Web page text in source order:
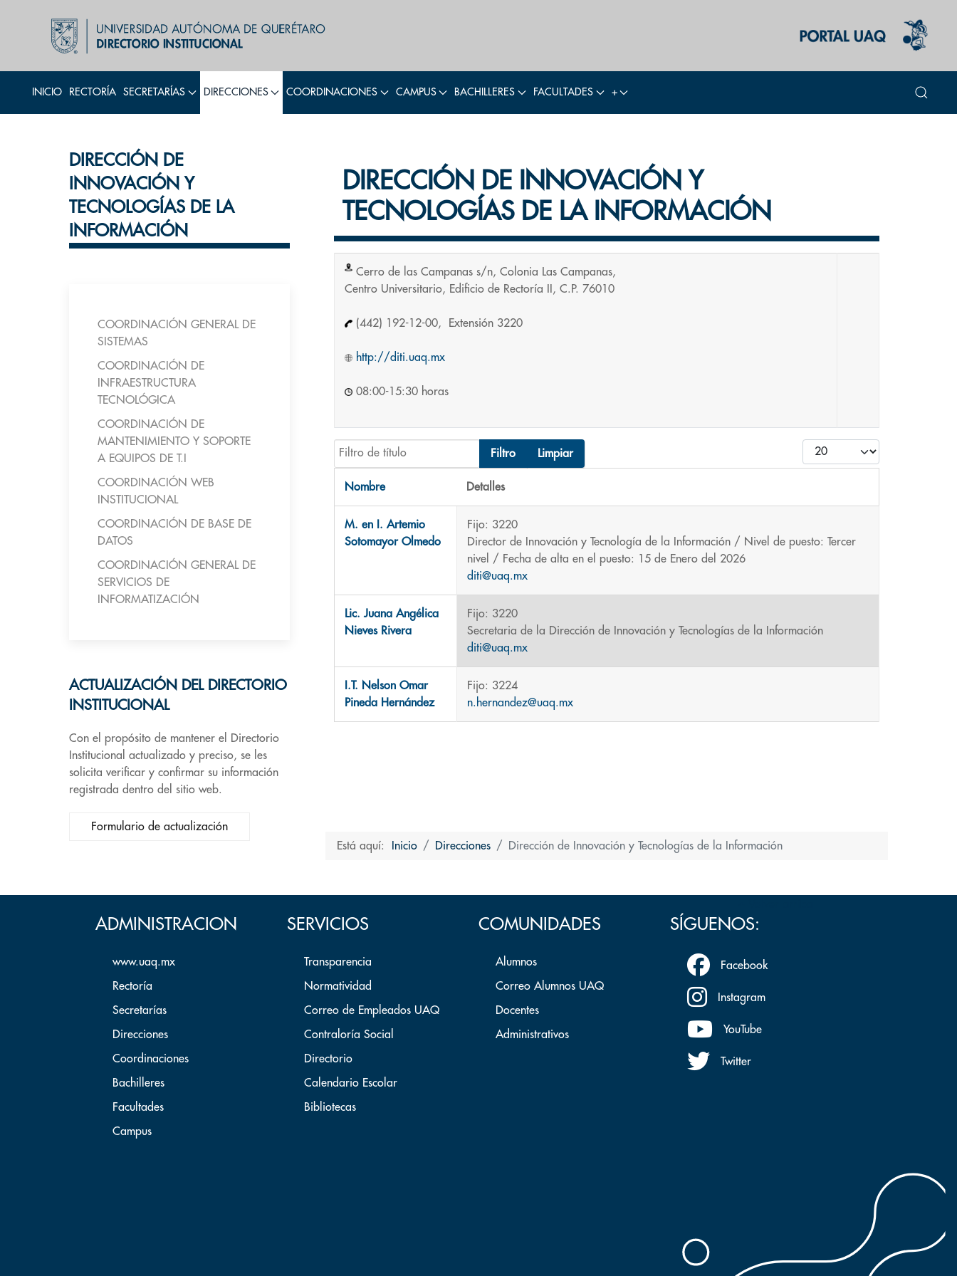
INICIO RECTORÍA SECRETARÍAS DIRECCIONES COORDINACIONES CAMPUS BACHILLERES FACULTADES +
DIRECCIÓN DE
INNOVACIÓN Y
TECNOLOGÍAS DE LA
INFORMACIÓN
COORDINACIÓN GENERAL DE
SISTEMAS
COORDINACIÓN DE
INFRAESTRUCTURA
TECNOLÓGICA
COORDINACIÓN DE
MANTENIMIENTO Y SOPORTE
A EQUIPOS DE T.I
COORDINACIÓN WEB
INSTITUCIONAL
COORDINACIÓN DE BASE DE
DATOS
COORDINACIÓN GENERAL DE
SERVICIOS DE
INFORMATIZACIÓN
ACTUALIZACIÓN DEL DIRECTORIO
INSTITUCIONAL
Con el propósito de mantener el Directorio
Institucional actualizado y preciso, se les
solicita verificar y confirmar su información
registrada dentro del sitio web.
Formulario de actualización
DIRECCIÓN DE INNOVACIÓN Y
TECNOLOGÍAS DE LA INFORMACIÓN
Cerro de las Campanas s/n, Colonia Las Campanas,
Centro Universitario, Edificio de Rectoría II, C.P. 76010
(442) 192-12-00, Extensión 3220
http://diti.uaq.mx
08:00-15:30 horas
Filtro de título
Filtro Limpiar
Cantidad
Nombre Detalles
M. en I. Artemio
Sotomayor Olmedo
Fijo: 3220
Director de Innovación y Tecnología de la Información / Nivel de puesto: Tercer
nivel / Fecha de alta en el puesto: 15 de Enero del 2026
diti@uaq.mx
Lic. Juana Angélica
Nieves Rivera
Fijo: 3220
Secretaria de la Dirección de Innovación y Tecnologías de la Información
diti@uaq.mx
I.T. Nelson Omar
Pineda Hernández
Fijo: 3224
n.hernandez@uaq.mx
Está aquí: Inicio Direcciones Dirección de Innovación y Tecnologías de la Información
ADMINISTRACION
www.uaq.mx
Rectoría
Secretarías
Direcciones
Coordinaciones
Bachilleres
Facultades
Campus
SERVICIOS
Transparencia
Normatividad
Correo de Empleados UAQ
Contraloría Social
Directorio
Calendario Escolar
Bibliotecas
COMUNIDADES
Alumnos
Correo Alumnos UAQ
Docentes
Administrativos
SÍGUENOS:
Facebook
Instagram
YouTube
Twitter